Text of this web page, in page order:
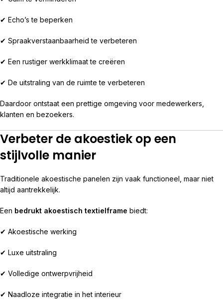
✔ Echo’s te beperken
✔ Spraakverstaanbaarheid te verbeteren
✔ Een rustiger werkklimaat te creëren
✔ De uitstraling van de ruimte te verbeteren
Daardoor ontstaat een prettige omgeving voor medewerkers,
klanten en bezoekers.
Verbeter de akoestiek op een
stijlvolle manier
Traditionele akoestische panelen zijn vaak functioneel, maar niet
altijd aantrekkelijk.
Een bedrukt akoestisch textielframe biedt:
✔ Akoestische werking
✔ Luxe uitstraling
✔ Volledige ontwerpvrijheid
✔ Naadloze integratie in het interieur